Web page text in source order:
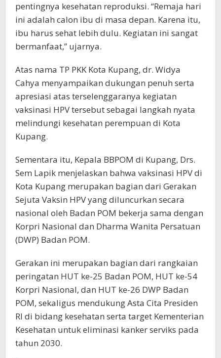
pentingnya kesehatan reproduksi. “Remaja hari
ini adalah calon ibu di masa depan. Karena itu,
ibu harus sehat lebih dulu. Kegiatan ini sangat
bermanfaat,” ujarnya.
Atas nama TP PKK Kota Kupang, dr. Widya
Cahya menyampaikan dukungan penuh serta
apresiasi atas terselenggaranya kegiatan
vaksinasi HPV tersebut sebagai langkah nyata
melindungi kesehatan perempuan di Kota
Kupang.
Sementara itu, Kepala BBPOM di Kupang, Drs.
Sem Lapik menjelaskan bahwa vaksinasi HPV di
Kota Kupang merupakan bagian dari Gerakan
Sejuta Vaksin HPV yang diluncurkan secara
nasional oleh Badan POM bekerja sama dengan
Korpri Nasional dan Dharma Wanita Persatuan
(DWP) Badan POM.
Gerakan ini merupakan bagian dari rangkaian
peringatan HUT ke-25 Badan POM, HUT ke-54
Korpri Nasional, dan HUT ke-26 DWP Badan
POM, sekaligus mendukung Asta Cita Presiden
RI di bidang kesehatan serta target Kementerian
Kesehatan untuk eliminasi kanker serviks pada
tahun 2030.